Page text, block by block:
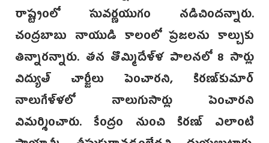
రాష్ట్రంలో సువర్ణయుగం నడిచిందన్నారు.
చంద్రబాబు నాయుడి కాలంలో ప్రజలను కాల్చుకు
తిన్నారన్నారు. తన తొమ్మిదేళ్ళ పాలనలో 8 సార్లు
విద్యుత్‌ చార్జీలు పెంచారని, కిరణ్‌కుమార్‌
నాలుగేళ్ళలో నాలుగుసార్లు పెంచారని
విమర్శించారు. కేంద్రం నుంచి కిరణ్‌ ఎలాంటి